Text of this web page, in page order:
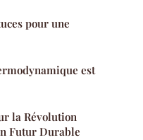
pour une
est
la Révolution
Futur Durable